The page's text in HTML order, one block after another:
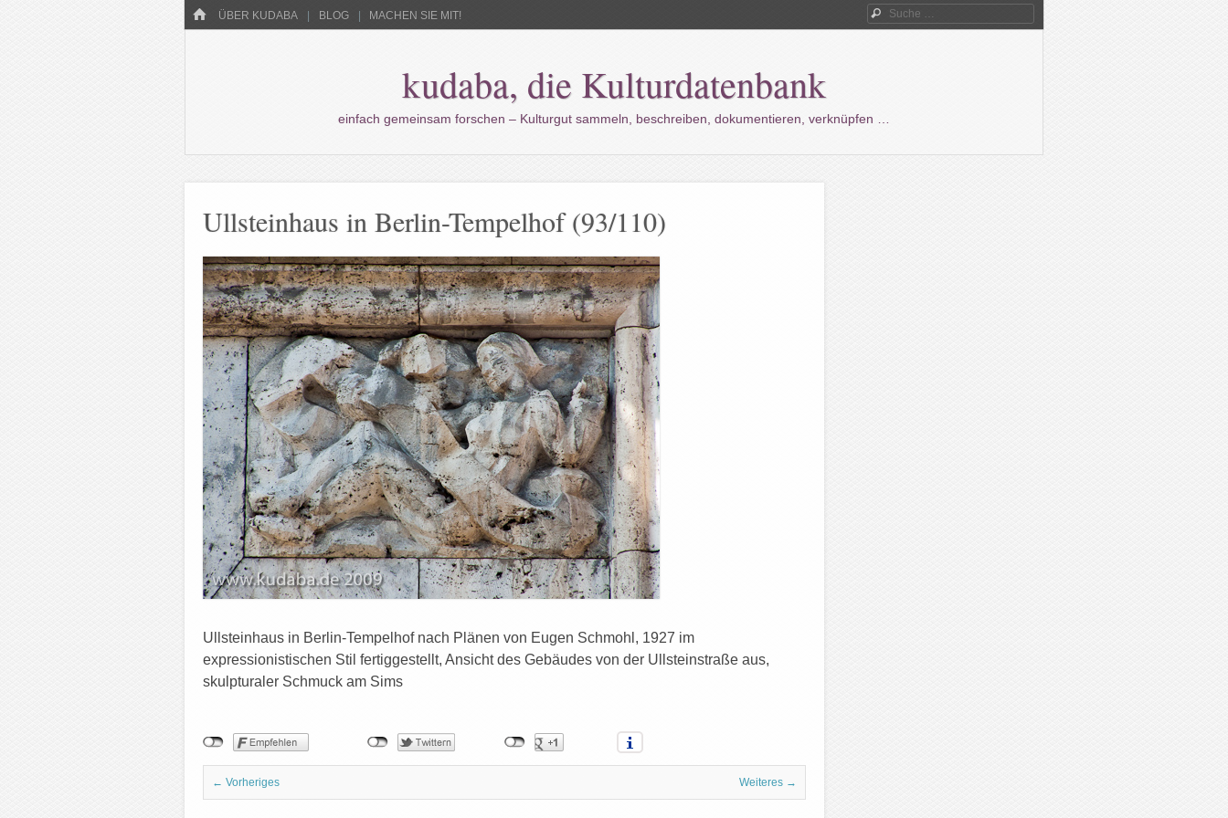
HOME
Menü
WECHSELN SIE ZUM INHALT
ÜBER KUDABA BLOG MACHEN SIE MIT! Suche
kudaba, die Kulturdatenbank
einfach gemeinsam forschen – Kulturgut sammeln, beschreiben, dokumentieren, verknüpfen …
Ullsteinhaus in Berlin-Tempelhof (93/110)
Ullsteinhaus in Berlin-Tempelhof nach Plänen von Eugen Schmohl, 1927 im
expressionistischen Stil fertiggestellt, Ansicht des Gebäudes von der Ullsteinstraße aus,
skulpturaler Schmuck am Sims
← Vorheriges Weiteres →